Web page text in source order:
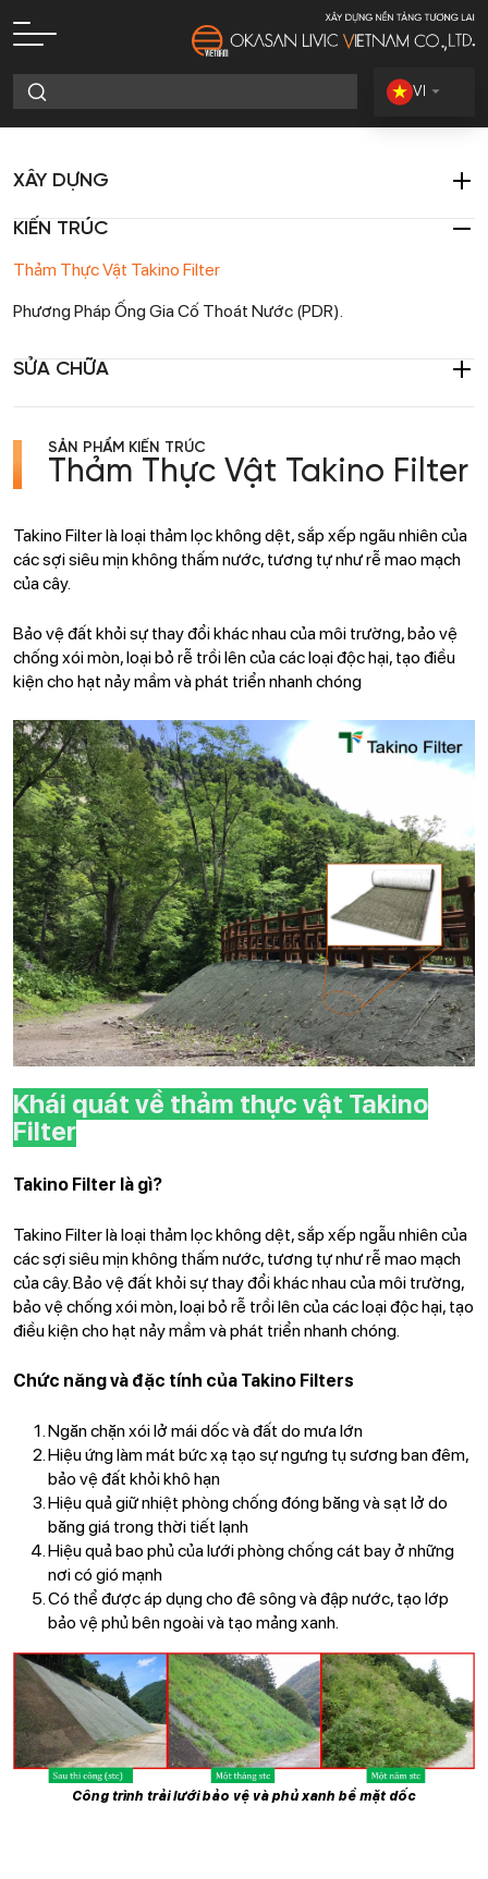
VI
XÂY DỰNG
KIẾN TRÚC
Thảm Thực Vật Takino Filter
Phương Pháp Ống Gia Cố Thoát Nước (PDR).
SỬA CHỮA
SẢN PHẨM KIẾN TRÚC
Thảm Thực Vật Takino Filter
Takino Filter là loại thảm lọc không dệt, sắp xếp ngãu nhiên của
các sợi siêu mịn không thấm nước, tương tự như rễ mao mạch
của cây.
Bảo vệ đất khỏi sự thay đổi khác nhau của môi trường, bảo vệ
chống xói mòn, loại bỏ rễ trồi lên của các loại độc hại, tạo điều
kiện cho hạt nảy mầm và phát triển nhanh chóng
Khái quát về thảm thực vật Takino
Filter
Takino Filter là gì?
Takino Filter là loại thảm lọc không dệt, sắp xếp ngẫu nhiên của
các sợi siêu mịn không thấm nước, tương tự như rễ mao mạch
của cây. Bảo vệ đất khỏi sự thay đổi khác nhau của môi trường,
bảo vệ chống xói mòn, loại bỏ rễ trồi lên của các loại độc hại, tạo
điều kiện cho hạt nảy mầm và phát triển nhanh chóng.
Chức năng và đặc tính của Takino Filters
Ngăn chặn xói lở mái dốc và đất do mưa lớn
Hiệu ứng làm mát bức xạ tạo sự ngưng tụ sương ban đêm,
bảo vệ đất khỏi khô hạn
Hiệu quả giữ nhiệt phòng chống đóng băng và sạt lở do
băng giá trong thời tiết lạnh
Hiệu quả bao phủ của lưới phòng chống cát bay ở những
nơi có gió mạnh
Có thể được áp dụng cho đê sông và đập nước, tạo lớp
bảo vệ phủ bên ngoài và tạo mảng xanh.
Công trình trải lưới bảo vệ và phủ xanh bề mặt dốc